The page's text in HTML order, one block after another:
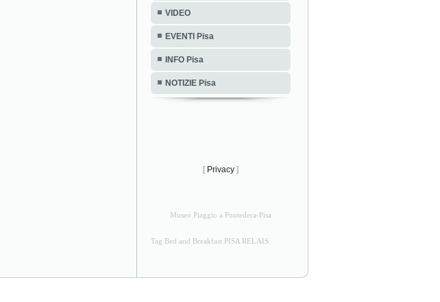
VIDEO
EVENTI Pisa
INFO Pisa
NOTIZIE Pisa
[ Privacy ]
Museo Piaggio a Pontedera-Pisa
Tag Bed and Breakfast PISA RELAIS